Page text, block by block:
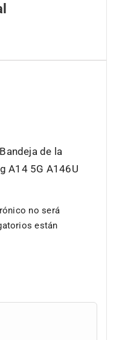
de la
A14 5G A146U
no será
están